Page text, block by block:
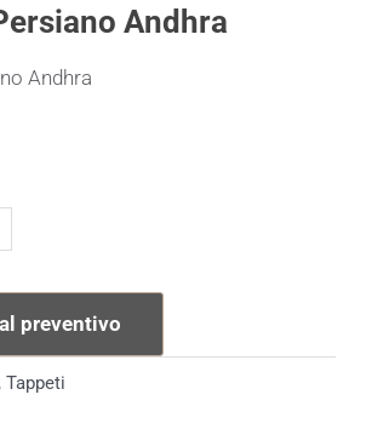
Andhra
Andhra
preventivo
, Tappeti